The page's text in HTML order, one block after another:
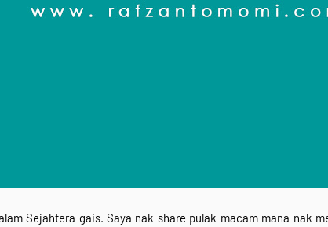
Sejahtera gais. Saya nak share pulak macam mana nak